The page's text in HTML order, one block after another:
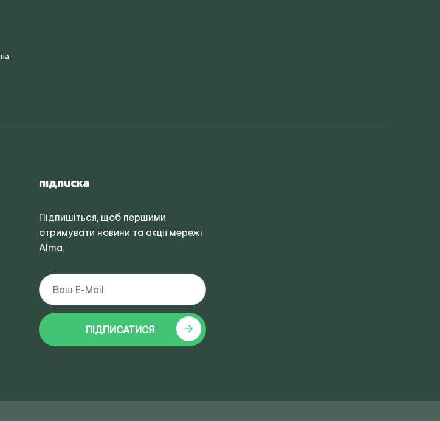
Підписка
Підпишіться, щоб першими
отримувати новини та акції мережі
Alma.
ПІДПИСАТИСЯ